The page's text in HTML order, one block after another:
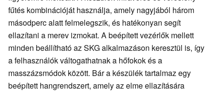
fűtés kombinációját használja, amely nagyjából három
másodperc alatt felmelegszik, és hatékonyan segít
ellazítani a merev izmokat. A beépített vezérlők mellett
minden beállítható az SKG alkalmazáson keresztül is, így
a felhasználók váltogathatnak a hőfokok és a
masszázsmódok között. Bár a készülék tartalmaz egy
beépített hangrendszert, amely az elme ellazítására